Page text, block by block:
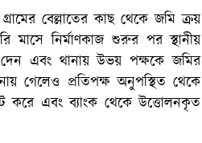
বেল্লাতের কাছ থেকে জমি ক্রয়
মাসে নির্মাণকাজ শুরুর পর স্থানীয়
এবং থানায় উভয় পক্ষকে জমির
গেলেও প্রতিপক্ষ অনুপস্থিত থেকে
করে এবং ব্যাংক থেকে উত্তোলনকৃত